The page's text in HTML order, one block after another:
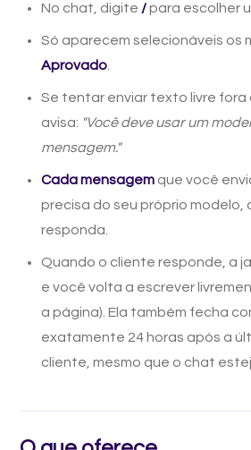
No chat, digite /para escolher
Só aparecem selecionáveis os
Aprovado
Se tentar enviar texto livre fora
avisa: "Você deve usar um
mensagem."
Cada mensagem que você
precisa do seu próprio modelo,
responda.
Quando o cliente responde, a
e você volta a escrever
a página). Ela também fecha
exatamente 24 horas após a
cliente, mesmo que o chat